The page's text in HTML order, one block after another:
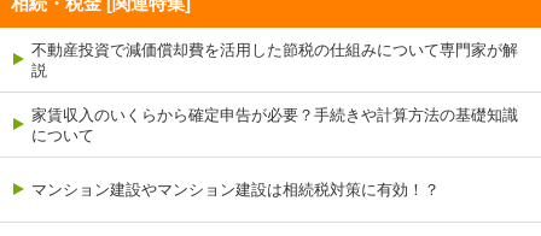
不動産投資で減価償却費を活用した節税の仕組みについて専門家が解
説
家賃収入のいくらから確定申告が必要？手続きや計算方法の基礎知識
について
マンション建設やマンション建設は相続税対策に有効！？